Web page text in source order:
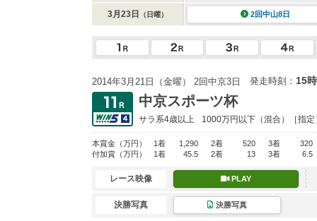
3月23日 （日曜） 2回中山8日
2014年3月21日（金曜） 2回中京3日 発走時刻： 15
中京スポーツ杯
サラ系4歳以上 1000万円以下 （混合）［指定
本賞金 （万円） 1着 1,290 2着 520 3着
320
付加賞 （万円） 1着 45.5 2着 13 3着 6.5
レース映像 PLAY
決勝写真 決勝写真